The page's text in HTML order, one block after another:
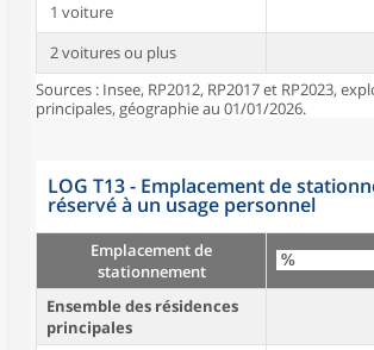
1 voiture
2 voitures ou plus
Sources : Insee, RP2012, RP2017 et RP2023,
principales, géographie au 01/01/2026.
LOG T13 - Emplacement de
réservé à un usage personnel
Emplacement de
stationnement
Ensemble des résidences
principales